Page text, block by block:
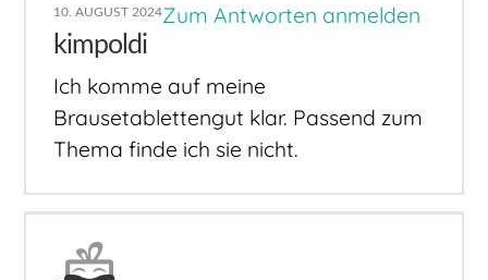
10. AUGUST 2024Zum Antworten anmelden
kimpoldi
Ich komme auf meine
Brausetablettengut klar. Passend zum
Thema finde ich sie nicht.